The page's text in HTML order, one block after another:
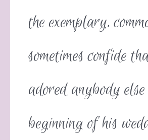
the exemplary,
sometimes confide
adored anybody
beginning of his